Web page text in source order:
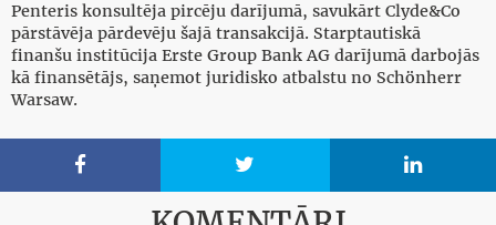
Penteris konsultēja pircēju darījumā, savukārt Clyde&Co
pārstāvēja pārdevēju šajā transakcijā. Starptautiskā
finanšu institūcija Erste Group Bank AG darījumā darbojās
kā finansētājs, saņemot juridisko atbalstu no Schönherr
Warsaw.
  